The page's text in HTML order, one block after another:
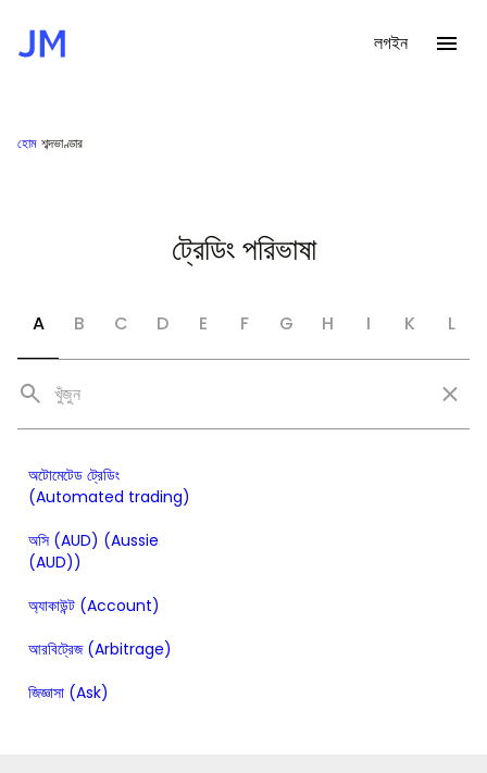
লগইন
হোম শব্দভাণ্ডার
ট্রেডিং পরিভাষা
A B C D E F G H I K L
অটোমেটেড ট্রেডিং
(Automated trading)
অসি (AUD) (Aussie
(AUD))
অ্যাকাউন্ট (Account)
আরবিট্রেজ (Arbitrage)
জিজ্ঞাসা (Ask)